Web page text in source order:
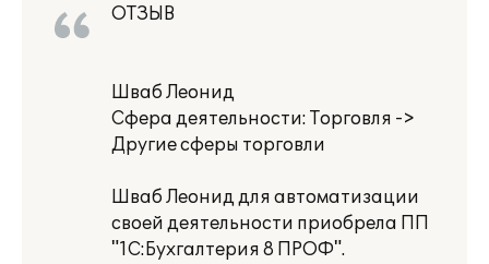
ОТЗЫВ
Шваб Леонид
Сфера деятельности: Торговля ->
Другие сферы торговли
Шваб Леонид для автоматизации
своей деятельности приобрела ПП
"1С:Бухгалтерия 8 ПРОФ".